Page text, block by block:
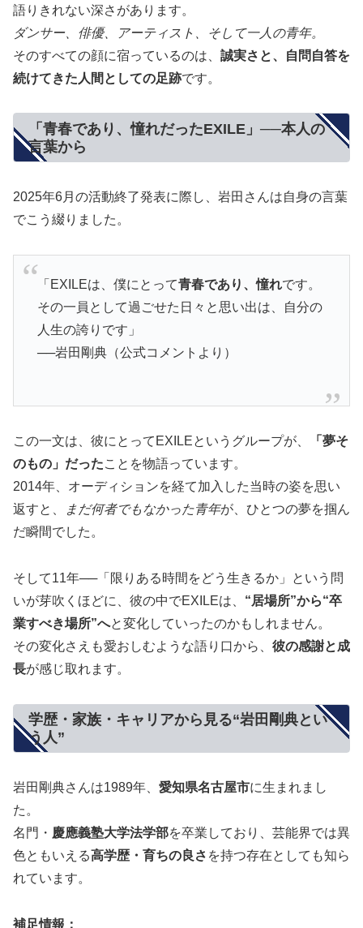
語りきれない深さがあります。
ダンサー、俳優、アーティスト、そして一人の青年。
そのすべての顔に宿っているのは、 誠実さと、自問自答を
続けてきた人間としての足跡です。
「青春であり、憧れだったEXILE」──本人の
言葉から
2025年6月の活動終了発表に際し、岩田さんは自身の言葉
でこう綴りました。
「EXILEは、僕にとって青春であり、憧れです。
その一員として過ごせた日々と思い出は、自分の
人生の誇りです」
──岩田剛典（公式コメントより）
この一文は、彼にとってEXILEというグループが、
「夢そ
のもの」だったことを物語っています。
2014年、オーディションを経て加入した当時の姿を思い
返すと、
まだ何者でもなかった青年が、ひとつの夢を掴ん
だ瞬間でした。
そして11年──「限りある時間をどう生きるか」という問
いが芽吹くほどに、彼の中でEXILEは、 “居場所”から“卒
業すべき場所”へと変化していったのかもしれません。
その変化さえも愛おしむような語り口から、 彼の感謝と成
長が感じ取れます。
学歴・家族・キャリアから見る“岩田剛典とい
う人”
岩田剛典さんは1989年、 愛知県名古屋市に生まれまし
た。
名門・ 慶應義塾大学法学部を卒業しており、芸能界では異
色ともいえる高学歴・育ちの良さ を持つ存在としても知ら
れています。
補足情報：